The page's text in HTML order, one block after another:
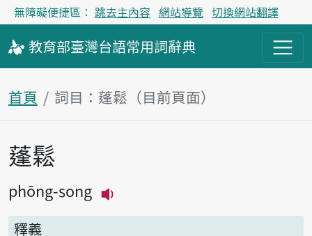
無障礙便捷區： 跳去主內容 網站導覽 切換網站翻譯
教育部臺灣台語常用詞辭典
首頁 詞目：蓬鬆（目前頁面）
主內容區塊
蓬鬆
phōng-song
釋義